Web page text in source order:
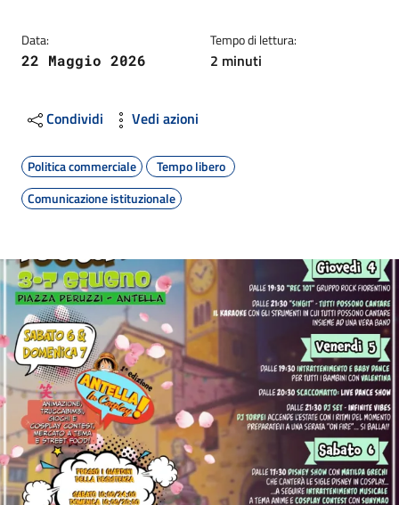
Data:
22 Maggio 2026
Tempo di lettura:
2 minuti
Condividi Vedi azioni
Politica commerciale
Tempo libero
Comunicazione istituzionale
Image